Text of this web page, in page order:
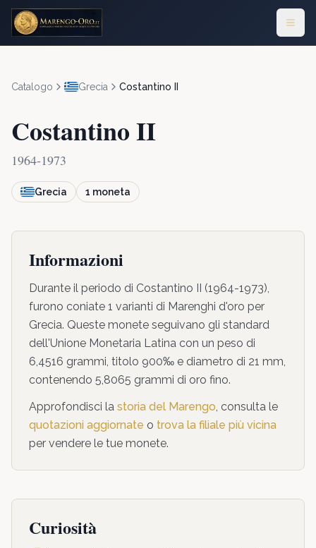
Catalogo Grecia Costantino II
Costantino II
1964-1973
Grecia 1 moneta
Informazioni
Durante il periodo di Costantino II (1964-1973),
furono coniate 1 varianti di Marenghi d'oro per
Grecia. Queste monete seguivano gli standard
dell'Unione Monetaria Latina con un peso di
6,4516 grammi, titolo 900‰ e diametro di 21 mm,
contenendo 5,8065 grammi di oro fino.
Approfondisci la storia del Marengo, consulta le
quotazioni aggiornate o trova la filiale più vicina
per vendere le tue monete.
Curiosità